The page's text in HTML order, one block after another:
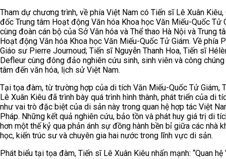
Tham dự chương trình, về phía Việt Nam có Tiến sĩ Lê Xuân Kiêu,
đốc Trung tâm Hoạt động Văn hóa Khoa học Văn Miếu-Quốc Tử
cùng đoàn cán bộ của Sở Văn hóa và Thể thao Hà Nội và Trung
Hoạt động Văn hóa Khoa học Văn Miếu-Quốc Tử Giám. Về phía
Giáo sư Pierre Journoud; Tiến sĩ Nguyễn Thanh Hoa, Tiến sĩ
Defleur cùng đông đảo nghiên cứu sinh, sinh viên và công chúng
tâm đến văn hóa, lịch sử Việt Nam.
Tại tọa đàm, từ trường hợp của di tích Văn Miếu-Quốc Tử Giám,
Lê Xuân Kiêu đã trình bày quá trình hình thành, phát triển của di
như vai trò đặc biệt của di sản này trong quan hệ hợp tác Việt
Pháp. Những kết quả nghiên cứu, bảo tồn và phát huy giá trị di
hơn một thế kỷ qua phản ánh sự đồng hành bền bỉ giữa các nhà
học, kiến trúc sư và chuyên gia hai nước trong lĩnh vực di sản.
Phát biểu tại tọa đàm, Tiến sĩ Lê Xuân Kiêu nhấn mạnh: “Quan hệ